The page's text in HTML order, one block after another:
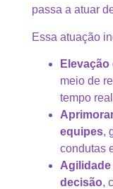
passa a atuar
Essa atuação
meio de
tempo
equipes,
condutas
decisão,